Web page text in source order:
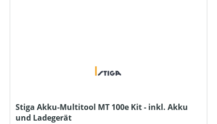
Stiga Akku-Multitool MT 100e Kit - inkl. Akku
und Ladegerät